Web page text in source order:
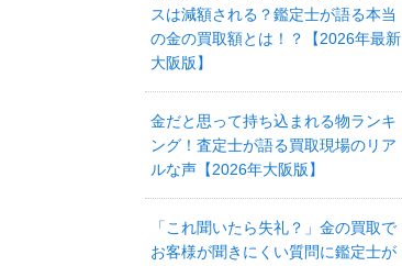
スは減額される？鑑定士が語る本当
の金の買取額とは！？【2026年最新
大阪版】
金だと思って持ち込まれる物ランキ
ング！査定士が語る買取現場のリア
ルな声【2026年大阪版】
「これ聞いたら失礼？」金の買取で
お客様が聞きにくい質問に鑑定士が